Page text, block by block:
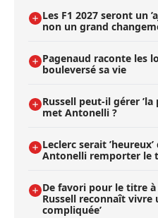
Les F1 2027 seront un
non un grand
Pagenaud raconte les
bouleversé sa vie
Russell peut-il gérer
met Antonelli ?
Leclerc serait
Antonelli remporter le
De favori pour le titre à
Russell reconnaît vivre
compliquée’